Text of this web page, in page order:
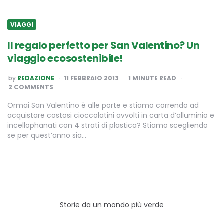
VIAGGI
Il regalo perfetto per San Valentino? Un
viaggio ecosostenibile!
POSTED
BY
by REDAZIONE 11 FEBBRAIO 2013 1 MINUTE READ
2 COMMENTS
Ormai San Valentino è alle porte e stiamo correndo ad
acquistare costosi cioccolatini avvolti in carta d’alluminio e
incellophanati con 4 strati di plastica? Stiamo scegliendo
se per quest’anno sia…
Storie da un mondo più verde